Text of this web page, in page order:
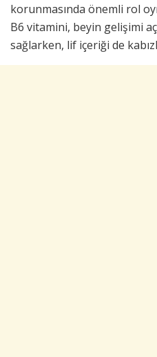
korunmasında önemli rol
B6 vitamini, beyin gelişimi
sağlarken, lif içeriği de